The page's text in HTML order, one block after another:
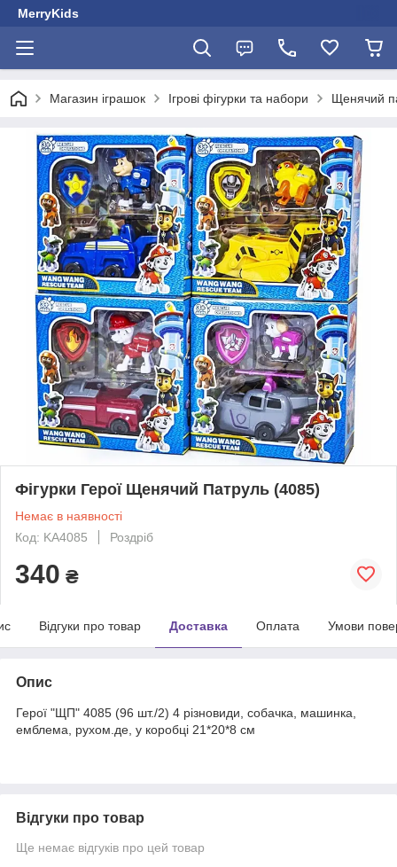
MerryKids
Магазин іграшок Ігрові фігурки та набори Щенячий
Фігурки Герої Щенячий Патруль (4085)
Немає в наявності
Код: KA4085
Роздріб
340 ₴
Відгуки про товар Доставка Оплата Умови
Опис
Герої "ЩП" 4085 (96 шт./2) 4 різновиди, собачка, машинка,
емблема, рухом.де, у коробці 21*20*8 см
Відгуки про товар
Ще немає відгуків про цей товар